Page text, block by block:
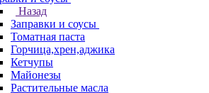
Назад
Заправки и соусы
Томатная паста
Горчица,хрен,аджика
Кетчупы
Майонезы
Растительные масла